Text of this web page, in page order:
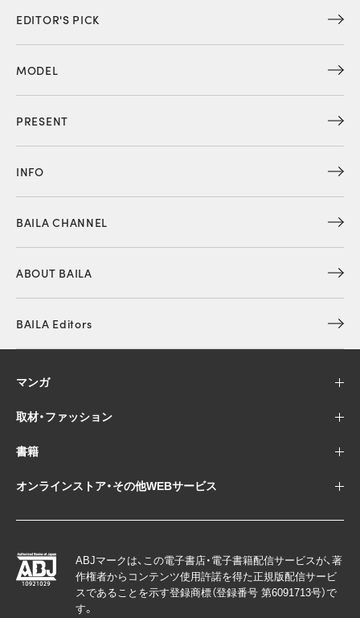
EDITOR'S PICK
MODEL
PRESENT
INFO
BAILA CHANNEL
ABOUT BAILA
BAILA Editors
マンガ
取材・ファッション
書籍
オンラインストア・その他WEBサービス
ABJマークは、この電子書店・電子書籍配信サービスが、著
作権者からコンテンツ使用許諾を得た正規版配信サービ
スであることを示す登録商標（登録番号 第6091713号）で
す。